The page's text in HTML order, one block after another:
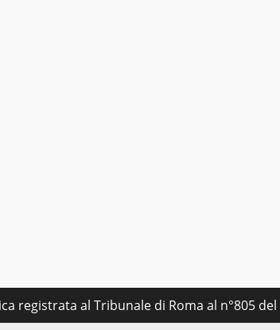
registrata al Tribunale di Roma al n°805 del